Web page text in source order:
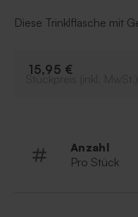
Diese Trinklflasche mit
Einschulung!
Sportverschluss
15,95 €
Anzahl
Pro Stück